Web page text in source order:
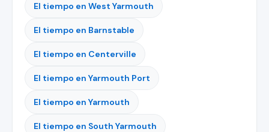
El tiempo en West Yarmouth
El tiempo en Barnstable
El tiempo en Centerville
El tiempo en Yarmouth Port
El tiempo en Yarmouth
El tiempo en South Yarmouth